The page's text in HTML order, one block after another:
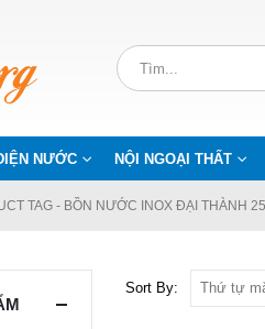
NƯỚC NỘI NGOẠI THẤT
TAG - BỒN NƯỚC INOX ĐẠI THÀNH
Sort By: